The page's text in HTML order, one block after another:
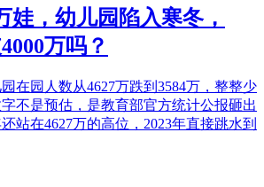
娃，幼儿园陷入寒冬，
万吗？
在园人数从4627万跌到3584万，整整少
不是预估，是教育部官方统计公报砸出
站在4627万的高位，2023年直接跳水到